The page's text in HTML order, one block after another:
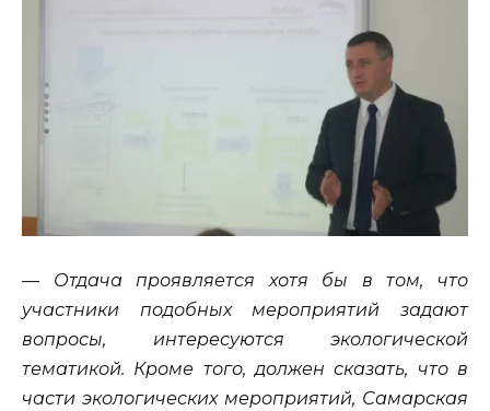
— Отдача проявляется хотя бы в том, что
участники подобных мероприятий задают
вопросы, интересуются экологической
тематикой. Кроме того, должен сказать, что в
части экологических мероприятий, Самарская